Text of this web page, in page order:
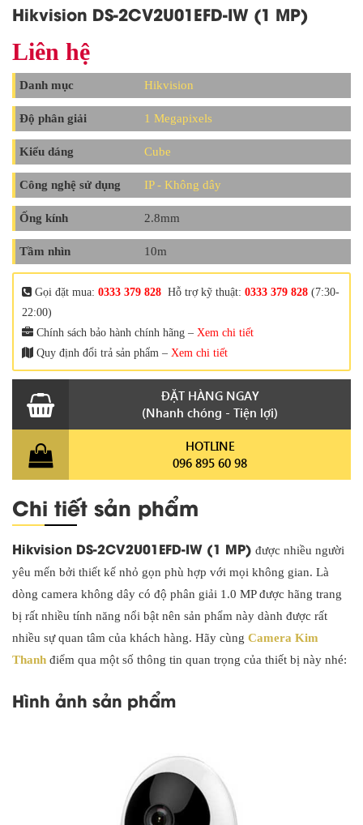
Hikvision DS-2CV2U01EFD-IW (1 MP)
Liên hệ
Danh mục Hikvision
Độ phân giải 1 Megapixels
Kiểu dáng Cube
Công nghệ sử dụng IP - Không dây
Ống kính 2.8mm
Tầm nhìn 10m
Gọi đặt mua: 0333 379 828 Hỗ trợ kỹ thuật: 0333 379 828 (7:30-
22:00)
Chính sách bảo hành chính hãng – Xem chi tiết
Quy định đổi trả sản phẩm – Xem chi tiết
ĐẶT HÀNG NGAY
(Nhanh chóng - Tiện lợi)
HOTLINE
096 895 60 98
Chi tiết sản phẩm
Hikvision DS-2CV2U01EFD-IW (1 MP) được nhiều người
yêu mến bởi thiết kế nhỏ gọn phù hợp với mọi không gian. Là
dòng camera không dây có độ phân giải 1.0 MP được hãng trang
bị rất nhiều tính năng nổi bật nên sản phẩm này dành được rất
nhiều sự quan tâm của khách hàng. Hãy cùng Camera Kim
Thanh điểm qua một số thông tin quan trọng của thiết bị này nhé:
Hình ảnh sản phẩm